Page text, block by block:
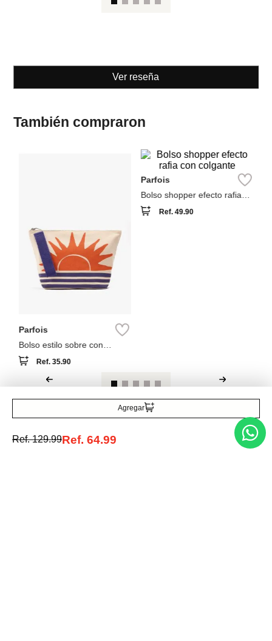
Agregar
Ref.129.99Ref. 64.99
Ver reseña
También compraron
Parfois
Bolso estilo sobre con
estampado
Ref.35.90
Entérate de todo lo nuevo